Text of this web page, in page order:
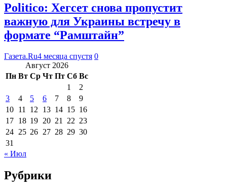
Politico: Хегсет снова пропустит
важную для Украины встречу в
формате “Рамштайн”
Газета.Ru4 месяца спустя 0
Август 2026
Пн Вт Ср Чт Пт Сб Вс
1
2
3
4 5 6 7 8
9
10 11 12 13 14 15 16
17 18 19 20 21 22 23
24 25 26 27 28 29 30
31
« Июл
Рубрики